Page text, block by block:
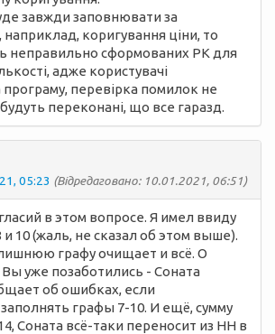
завжди заповнювати за
коригування ціни, то
неправильно сформованих РК для
адже користувачі
програму, перевірка помилок не
переконані, що все гаразд.
05:23 (Відредаговано: 10.01.2021, 06:51)
в этом вопросе. Я имел ввиду
10 (жаль, не сказал об этом выше).
графу очищает и всё. О
уже позаботились - Соната
об ошибках, если
графы 7-10. И ещё, сумму
Соната всё-таки переносит из НН в